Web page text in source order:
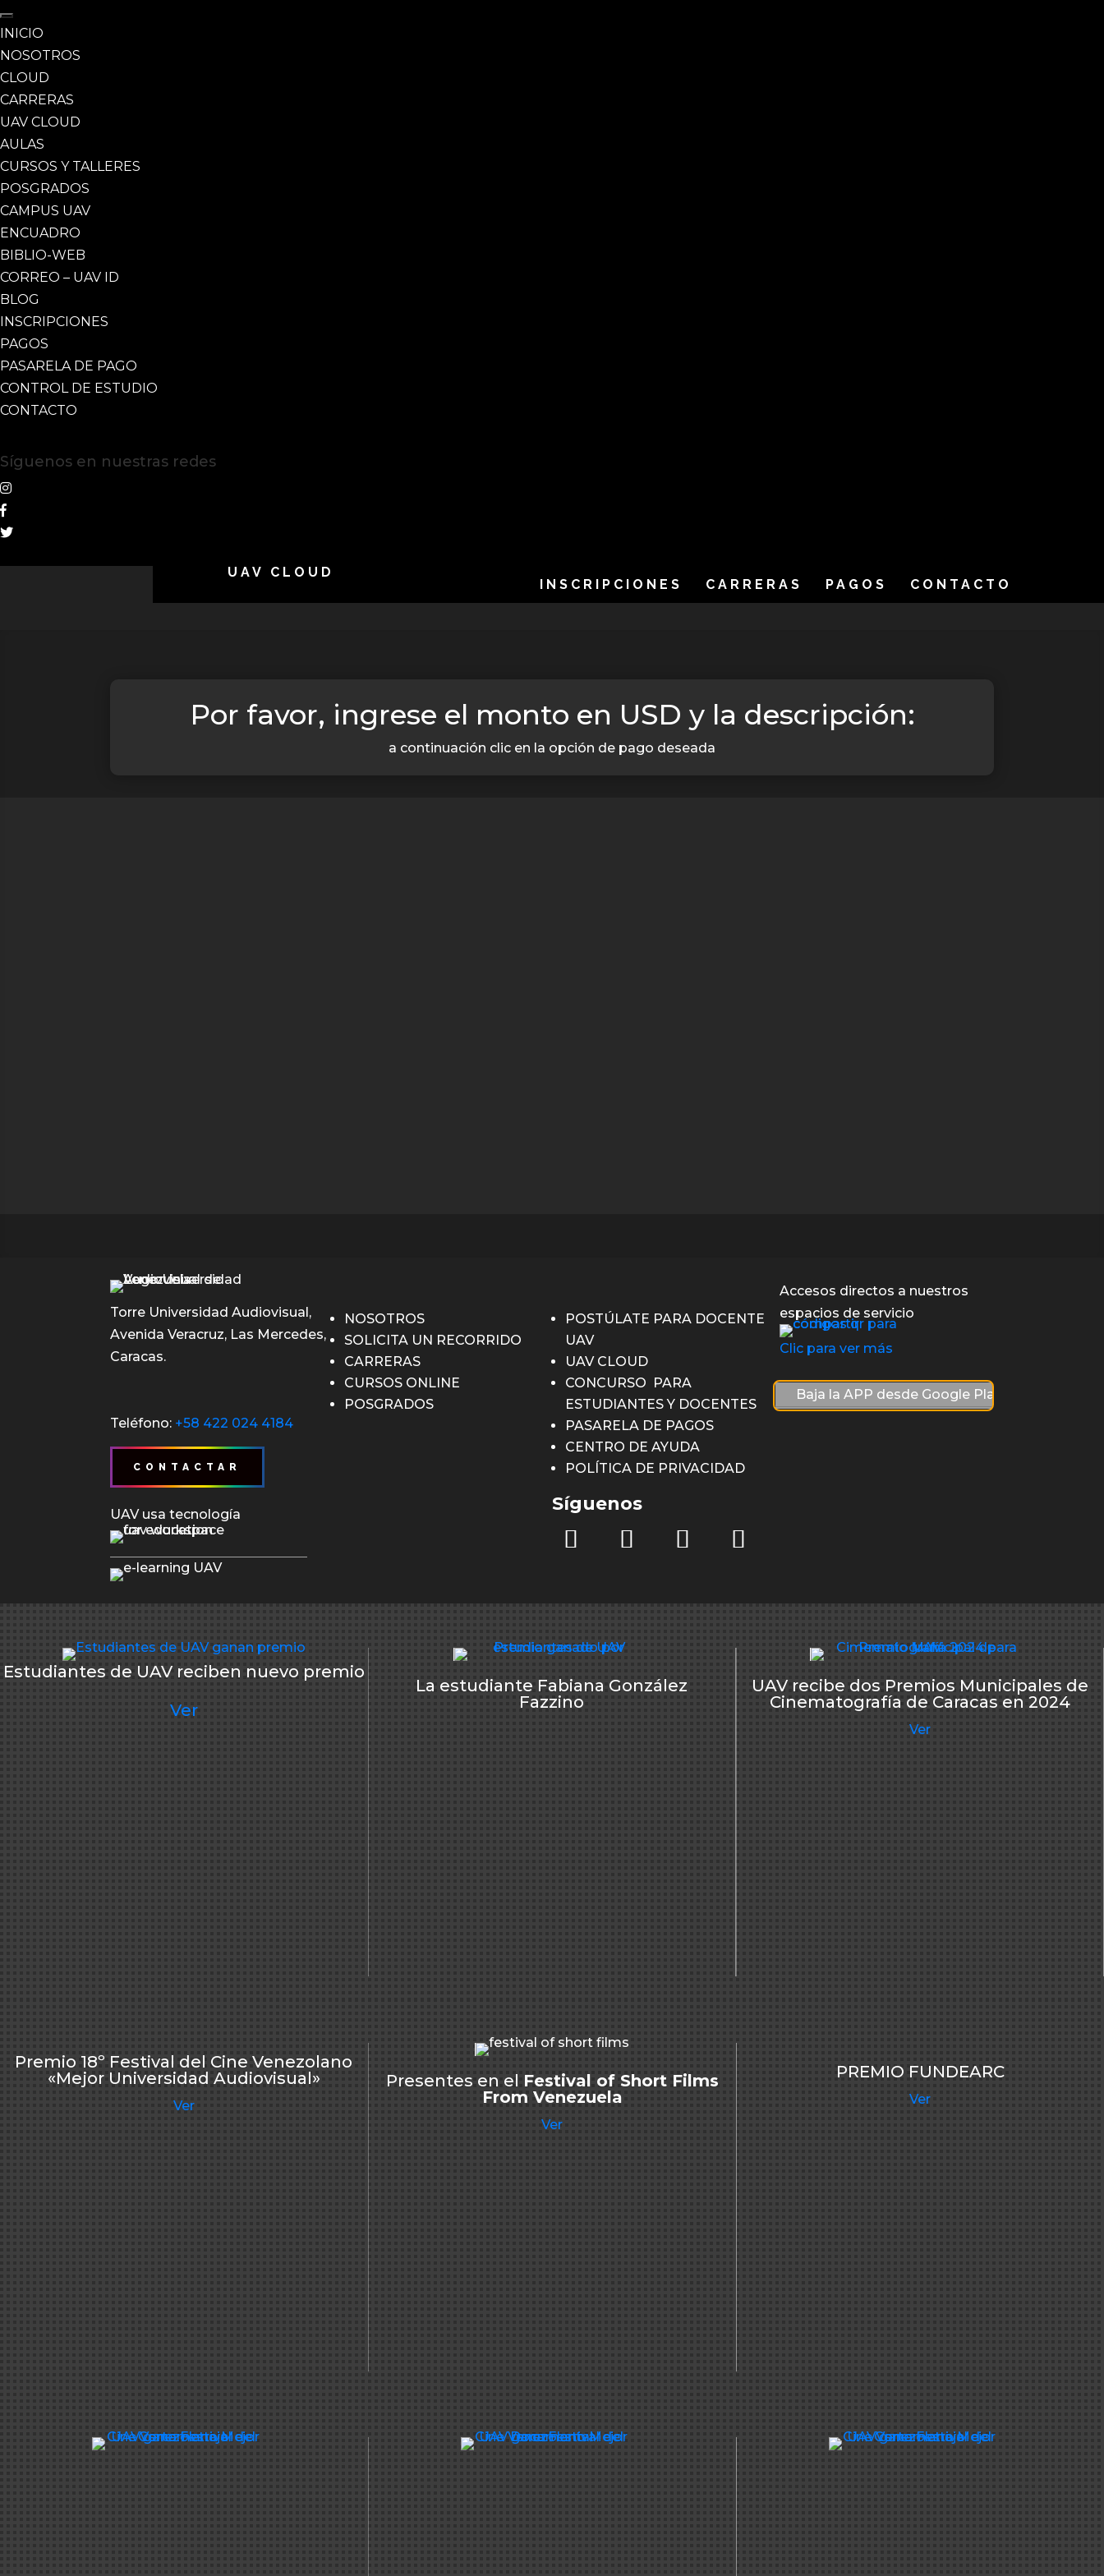
INICIO
NOSOTROS
CLOUD
CARRERAS
UAV CLOUD
AULAS
CURSOS Y TALLERES
POSGRADOS
CAMPUS UAV
ENCUADRO
BIBLIO-WEB
CORREO – UAV ID
BLOG
INSCRIPCIONES
PAGOS
PASARELA DE PAGO
CONTROL DE ESTUDIO
CONTACTO
Síguenos en nuestras redes
UAV CLOUD
INSCRIPCIONES CARRERAS PAGOS CONTACTO
Por favor, ingrese el monto en USD y la descripción:
a continuación clic en la opción de pago deseada
Torre Universidad Audiovisual,
Avenida Veracruz, Las Mercedes,
Caracas.
Teléfono: +58 422 024 4184
CONTACTAR
UAV usa tecnología
NOSOTROS
SOLICITA UN RECORRIDO
CARRERAS
CURSOS ONLINE
POSGRADOS
POSTÚLATE PARA DOCENTE
UAV
UAV CLOUD
CONCURSO PARA
ESTUDIANTES Y DOCENTES
PASARELA DE PAGOS
CENTRO DE AYUDA
POLÍTICA DE PRIVACIDAD
Síguenos
Accesos directos a nuestros
espacios de servicio
Clic para ver más
Baja la APP desde Google Play
Estudiantes de UAV reciben nuevo premio
Ver
La estudiante Fabiana González
Fazzino
UAV recibe dos Premios Municipales de
Cinematografía de Caracas en 2024
Ver
Premio 18º Festival del Cine Venezolano
«Mejor Universidad Audiovisual»
Ver
Presentes en el Festival of Short Films
From Venezuela
Ver
PREMIO FUNDEARC
Ver